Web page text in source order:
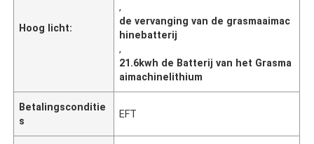
Hoog licht:
,
de vervanging van de grasmaaimac
hinebatterij
,
21.6kwh de Batterij van het Grasma
aimachinelithium
Betalingsconditie
s
EFT